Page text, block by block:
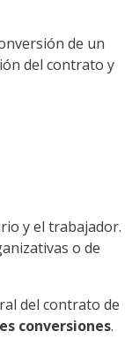
de un
del contrato y
y el trabajador.
o de
del contrato de
conversiones.